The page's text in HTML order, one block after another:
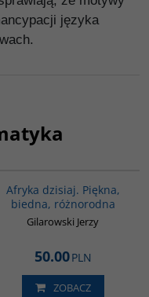
języka
Afryka dzisiaj. Piękna,
biedna, różnorodna
Gilarowski Jerzy
50.00PLN
ZOBACZ